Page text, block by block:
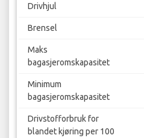
Drivhjul
Brensel
Maks
bagasjeromskapasitet
Minimum
bagasjeromskapasitet
Drivstofforbruk for
blandet kjøring per 100